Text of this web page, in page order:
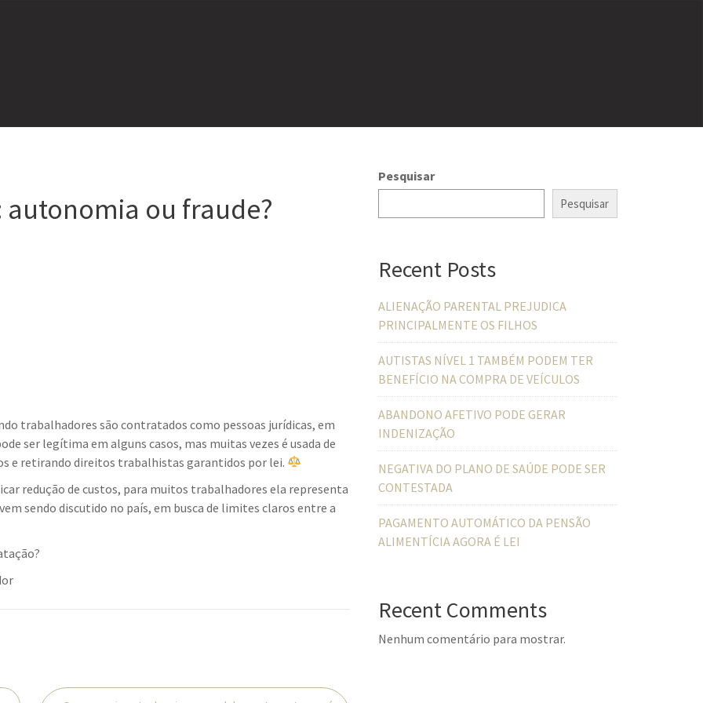
autonomia ou fraude?
trabalhadores são contratados como pessoas jurídicas, em
ser legítima em alguns casos, mas muitas vezes é usada de
e retirando direitos trabalhistas garantidos por lei.
redução de custos, para muitos trabalhadores ela representa
sendo discutido no país, em busca de limites claros entre a
Pesquisar
Pesquisar
Recent Posts
ALIENAÇÃO PARENTAL PREJUDICA
PRINCIPALMENTE OS FILHOS
AUTISTAS NÍVEL 1 TAMBÉM PODEM TER
BENEFÍCIO NA COMPRA DE VEÍCULOS
ABANDONO AFETIVO PODE GERAR
INDENIZAÇÃO
NEGATIVA DO PLANO DE SAÚDE PODE SER
CONTESTADA
PAGAMENTO AUTOMÁTICO DA PENSÃO
ALIMENTÍCIA AGORA É LEI
Recent Comments
Nenhum comentário para mostrar.